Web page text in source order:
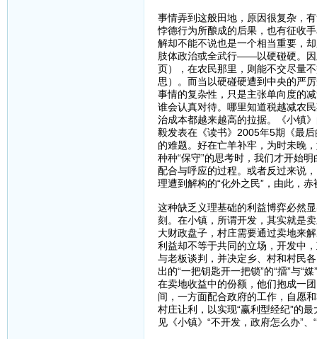
事情弄到这般田地，原因很复杂，
悖德行为所酿成的后果，也有征收
解却不能不说也是一个相当重要，
肢体政治或全武行——以硬碰硬。因
页），在农民那里，则能不交尽量
思）。而当以硬碰硬遭到中央的严
事情的复杂性，只是主张单向度的
谁会认真对待。哪里知道税越减农
治成本都越来越高的拉据。《小镇
毅发表在《读书》2005年5期《最
的难题。好在亡羊补牢，为时未晚
种种“保守”的思考时，我们才开始
配合与呼应的过程。或者反过来说
理遭到解构的“化外之民”，由此，
这种缺乏义理基础的利益博弈必然
刻。在小镇，所谓开发，其实就是
大财政盘子，村庄需要通过卖地来
利益却不等于共同的立场，开发中
与老板谈判，并决定乡、村和村民
出的“一把钥匙开一把锁”的“擂”与“
在卖地收益中的份额，他们抱成一
间，一方面配合政府的工作，自愿
村庄让利，以实现“赢利型经纪”的
见《小镇》“不开发，政府怎么办”、